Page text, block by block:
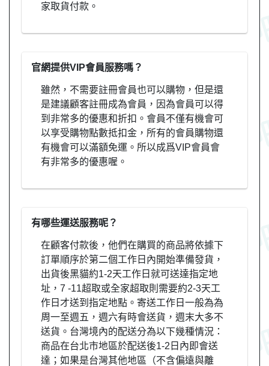
家取貨付款。
官網提供VIP會員服務嗎？
雖然，不需要註冊會員也可以購物，但是還
是建議顧客註冊成為會員，因為會員可以得
到非常多的優惠和折扣。會員不僅有機會可
以享受購物點數抵扣金，所有的會員購物還
有機會可以滿額免運。所以成爲VIP會員會
有非常多的優惠喔。
有哪些運送服務呢？
在顧客付款後，他們在購買的商品將依據下
訂單順序於第二個工作日內開始準備發貨，
出貨後黑貓約1-2天工作日就可送達指定地
址，7 -11超取或全家超取則需要約2-3天工
作日才送到指定地點。寄送工作日一般為為
周一至週五，週六有時會送貨，週末大多不
送貨。台灣境內的配送分為以下幾種情況：
商品在台北市地區於配送後1-2日內即會送
達；如果是台灣其他地區（不含偏遠與離